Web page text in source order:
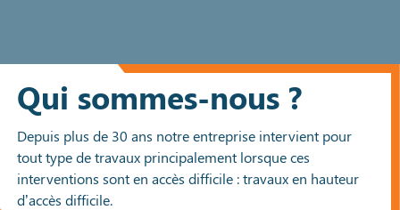
Qui sommes-nous ?
Depuis plus de 30 ans notre entreprise intervient pour
tout type de travaux principalement lorsque ces
interventions sont en accès difficile : travaux en hauteur
d’accès difficile.